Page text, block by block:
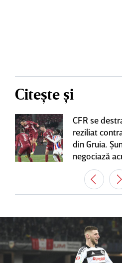
Citește și
CFR se
reziliat
din Gruia.
negociază
Varga, care
variantă
| EXCLUSIV